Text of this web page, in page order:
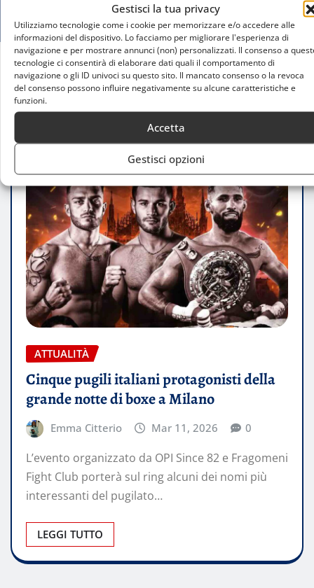
Gestisci la tua privacy
Utilizziamo tecnologie come i cookie per memorizzare e/o accedere alle
informazioni del dispositivo. Lo facciamo per migliorare l'esperienza di
navigazione e per mostrare annunci (non) personalizzati. Il consenso a
tecnologie ci consentirà di elaborare dati quali il comportamento di
navigazione o gli ID univoci su questo sito. Il mancato consenso o la revoca
del consenso possono influire negativamente su alcune caratteristiche e
funzioni.
Accetta
Gestisci opzioni
Home
Cinque pugili italiani protagonisti della grande
notte di boxe a Milano
ATTUALITÀ
Cinque pugili italiani protagonisti della
grande notte di boxe a Milano
Emma Citterio Mar 11, 2026 0
L’evento organizzato da OPI Since 82 e Fragomeni
Fight Club porterà sul ring alcuni dei nomi più
interessanti del pugilato…
LEGGI TUTTO